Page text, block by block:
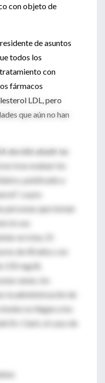
con objeto de
de asuntos
todos los
con
fármacos
LDL, pero
que aún no han
decidió añadir las
tras evaluar los
publicado a
cuyos
personas que toman
sus
un ictus. El
de 40 años con
135 mg/dl,
sanas, los
la administración de
no llegan a los
Dr. Clark, el caso de